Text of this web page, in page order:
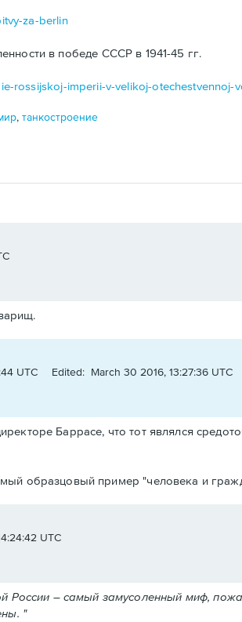
za-berlin
в победе СССР в 1941-45 гг.
rossijskoj-imperii-v-velikoj-otechestvennoj-
,танкостроение
UTC Edited: March 30 2016, 13:27:36 UTC
Баррасе, что тот являлся
образцовый пример "человека и
UTC
России – самый замусоленный миф,
"